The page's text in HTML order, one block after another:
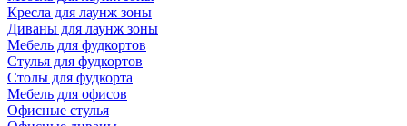
Кресла для лаунж зоны
Диваны для лаунж зоны
Мебель для фудкортов
Стулья для фудкортов
Столы для фудкорта
Мебель для офисов
Офисные стулья